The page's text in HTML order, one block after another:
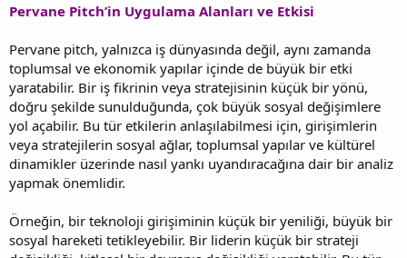
Pervane Pitch’in Uygulama Alanları ve Etkisi
Pervane pitch, yalnızca iş dünyasında değil, aynı zamanda
toplumsal ve ekonomik yapılar içinde de büyük bir etki
yaratabilir. Bir iş fikrinin veya stratejisinin küçük bir yönü,
doğru şekilde sunulduğunda, çok büyük sosyal değişimlere
yol açabilir. Bu tür etkilerin anlaşılabilmesi için, girişimlerin
veya stratejilerin sosyal ağlar, toplumsal yapılar ve kültürel
dinamikler üzerinde nasıl yankı uyandıracağına dair bir analiz
yapmak önemlidir.
Örneğin, bir teknoloji girişiminin küçük bir yeniliği, büyük bir
sosyal hareketi tetikleyebilir. Bir liderin küçük bir strateji